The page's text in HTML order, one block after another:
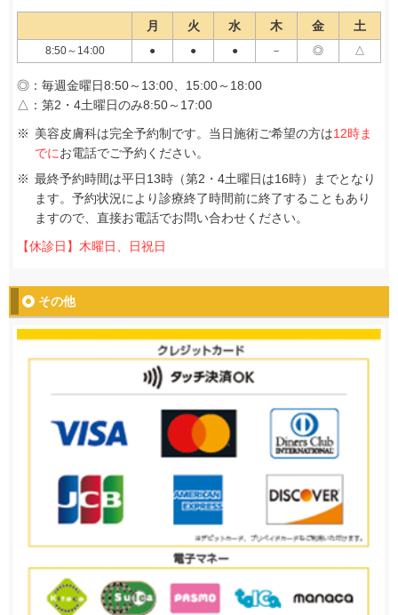
月 火 水 木 金 土
8:50～14:00 ● ● ● － ◎ △
◎：毎週金曜日8:50～13:00、15:00～18:00
△：第2・4土曜日のみ8:50～17:00
美容皮膚科は完全予約制です。当日施術ご希望の方は12時ま
でにお電話でご予約ください。
最終予約時間は平日13時（第2・4土曜日は16時）までとなり
ます。予約状況により診療終了時間前に終了することもあり
ますので、直接お電話でお問い合わせください。
【休診日】木曜日、日祝日
その他